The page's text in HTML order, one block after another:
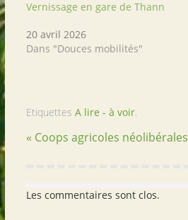
Vernissage en gare de Thann
20 avril 2026
Dans "Douces mobilités"
Etiquettes A lire - à voir.
« Coops agricoles néolibérales
Les commentaires sont clos.